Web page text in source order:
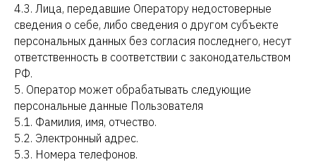
4.3. Лица, передавшие Оператору недостоверные
сведения о себе, либо сведения о другом субъекте
персональных данных без согласия последнего, несут
ответственность в соответствии с законодательством
РФ.
5. Оператор может обрабатывать следующие
персональные данные Пользователя
5.1. Фамилия, имя, отчество.
5.2. Электронный адрес.
5.3. Номера телефонов.